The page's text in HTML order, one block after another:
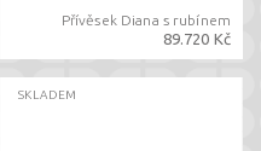
Přívěsek Diana s rubínem
89.720 Kč
SKLADEM